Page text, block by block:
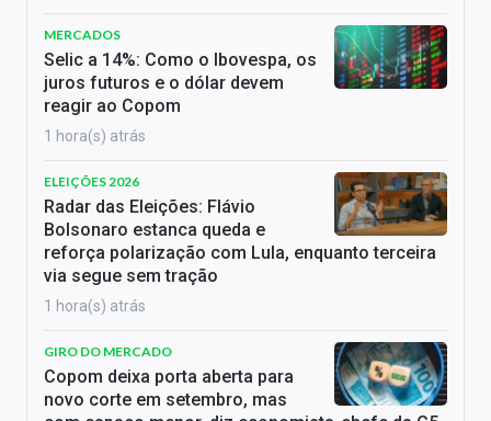
MERCADOS
Selic a 14%: Como o Ibovespa, os
juros futuros e o dólar devem
reagir ao Copom
1 hora(s) atrás
ELEIÇÕES 2026
Radar das Eleições: Flávio
Bolsonaro estanca queda e
reforça polarização com Lula, enquanto terceira
via segue sem tração
1 hora(s) atrás
GIRO DO MERCADO
Copom deixa porta aberta para
novo corte em setembro, mas